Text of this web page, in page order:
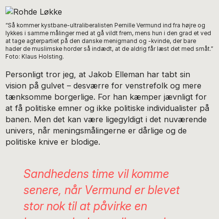
“Så kommer kystbane-ultraliberalisten Pernille Vermund ind fra højre og
lykkes i samme målinger med at gå vildt frem, mens hun i den grad et ved
at tage agterpartiet på den danske menigmand og -kvinde, der bare
hader de muslimske horder så indædt, at de aldrig får læst det med småt.”
Foto: Klaus Holsting.
Personligt tror jeg, at Jakob Elleman har tabt sin
vision på gulvet – desværre for venstrefolk og mere
tænksomme borgerlige. For han kæmper jævnligt for
at få politiske emner og ikke politiske individualister på
banen. Men det kan være ligegyldigt i det nuværende
univers, når meningsmålingerne er dårlige og de
politiske knive er blodige.
Sandhedens time vil komme
senere, når Vermund er blevet
stor nok til at påvirke en